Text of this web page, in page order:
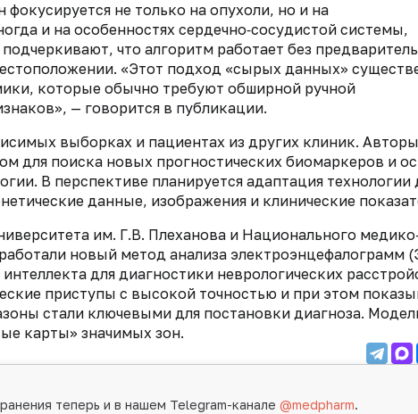
не только на опухоли, но и на
и на особенностях сердечно‑сосудистой системы,
что алгоритм работает без
«Этот подход «сырых данных»
которые обычно требуют обширной ручной
— говорится в публикации.
выборках и пациентах из других клиник. Авторы
для поиска новых прогностических биомаркеров и
В перспективе планируется адаптация технологии
данные, изображения и клинические
им. Г.В. Плеханова и Национального
новый метод анализа электроэнцефалограмм
для диагностики неврологических
приступы с высокой точностью и при этом
стали ключевыми для постановки диагноза.
карты» значимых зон.
теперь и в нашем Telegram-канале@medpharm.